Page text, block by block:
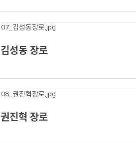
김성동 장로
권진혁 장로